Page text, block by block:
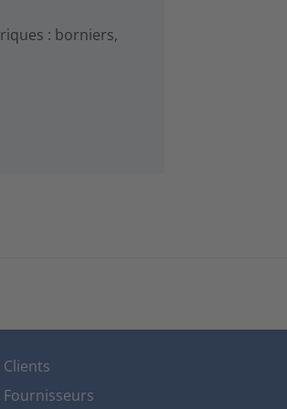
: borniers,
Clients
Fournisseurs